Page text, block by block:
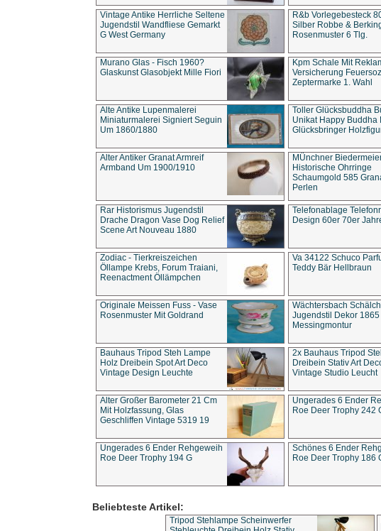
Vintage Antike Herrliche Seltene
Jugendstil Wandfliese Gemarkt
G West Germany
R&b Vorlegebesteck
Silber Robbe &
Rosenmuster 6 Tlg.
Murano Glas - Fisch 1960?
Glaskunst Glasobjekt Mille Fiori
Kpm Schale Mit
Versicherung
Zeptermarke 1. Wahl
Alte Antike Lupenmalerei
Miniaturmalerei Signiert Seguin
Um 1860/1880
Toller Glücksbuddha
Unikat Happy Buddha
Glücksbringer
Alter Antiker Granat Armreif
Armband Um 1900/1910
MÜnchner
Historische Ohrringe
Schaumgold 585
Perlen
Rar Historismus Jugendstil
Drache Dragon Vase Dog Relief
Scene Art Nouveau 1880
Telefonablage
Design 60er 70er
Zodiac - Tierkreiszeichen
Öllampe Krebs, Forum Traiani,
Reenactment Öllämpchen
Va 34122 Schuco
Teddy Bär Hellbraun
Originale Meissen Fuss - Vase
Rosenmuster Mit Goldrand
Wächtersbach
Jugendstil Dekor 1865
Messingmontur
Bauhaus Tripod Steh Lampe
Holz Dreibein Spot Art Deco
Vintage Design Leuchte
2x Bauhaus Tripod
Dreibein Stativ Art
Vintage Studio Leucht
Alter Großer Barometer 21 Cm
Mit Holzfassung, Glas
Geschliffen Vintage 5319 19
Ungerades 6 Ender
Roe Deer Trophy 242
Ungerades 6 Ender Rehgeweih
Roe Deer Trophy 194 G
Schönes 6 Ender
Roe Deer Trophy 186
Beliebteste Artikel:
Tripod Stehlampe Scheinwerfer